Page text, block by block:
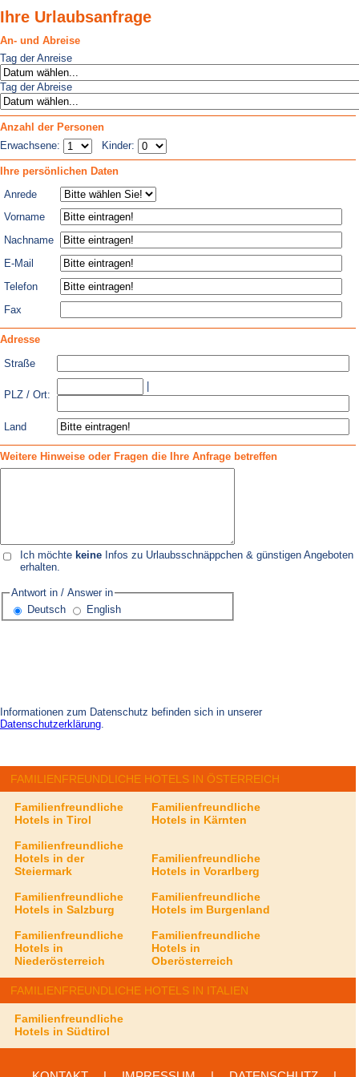
Ihre Urlaubsanfrage
An- und Abreise
Tag der Anreise
Tag der Abreise
Anzahl der Personen
Erwachsene:
Kinder:
Ihre persönlichen Daten
Anrede
Vorname
Nachname
E-Mail
Telefon
Fax
Adresse
Straße
PLZ / Ort:
Land
Weitere Hinweise oder Fragen die Ihre Anfrage betreffen
Ich möchte keine Infos zu Urlaubsschnäppchen & günstigen Angeboten
erhalten.
Antwort in / Answer in
Deutsch
English
Informationen zum Datenschutz befinden sich in unserer
Datenschutzerklärung.
FAMILIENFREUNDLICHE HOTELS IN ÖSTERREICH
Familienfreundliche
Hotels in Tirol
Familienfreundliche
Hotels in Kärnten
Familienfreundliche
Hotels in der
Steiermark
Familienfreundliche
Hotels in Vorarlberg
Familienfreundliche
Hotels in Salzburg
Familienfreundliche
Hotels im Burgenland
Familienfreundliche
Hotels in
Niederösterreich
Familienfreundliche
Hotels in
Oberösterreich
FAMILIENFREUNDLICHE HOTELS IN ITALIEN
Familienfreundliche
Hotels in Südtirol